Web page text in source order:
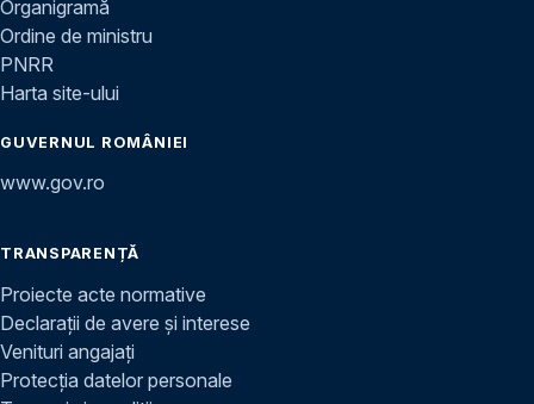
Organigramă
Ordine de ministru
PNRR
Harta site-ului
GUVERNUL ROMÂNIEI
www.gov.ro
TRANSPARENȚĂ
Proiecte acte normative
Declarații de avere și interese
Venituri angajați
Protecția datelor personale